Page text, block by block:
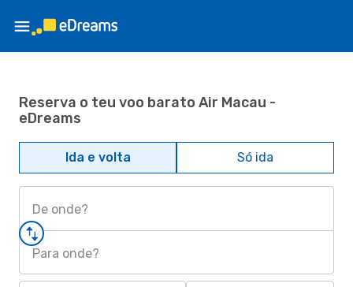
Reserva o teu voo barato Air Macau -
eDreams
Ida e volta Só ida
De onde?
Para onde?